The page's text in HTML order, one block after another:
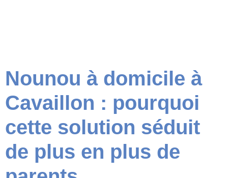
Nounou à domicile à
Cavaillon : pourquoi
cette solution séduit
de plus en plus de